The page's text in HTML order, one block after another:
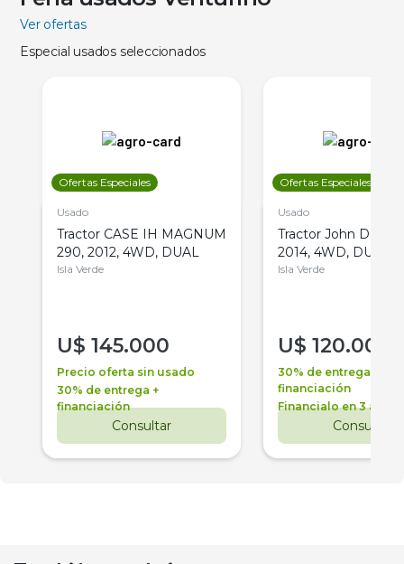
Ver ofertas
Especial usados seleccionados
Ofertas Especiales
Usado
Tractor CASE IH MAGNUM
290, 2012, 4WD, DUAL
Isla Verde
U$ 145.000
Precio oferta sin usado
30% de entrega +
financiación
Consultar
Ofertas Especiales
Usado
Tractor John Deere
2014, 4WD, DUAL
Isla Verde
U$ 120.000
30% de entrega +
financiación
Financialo en 3 años
Consultar